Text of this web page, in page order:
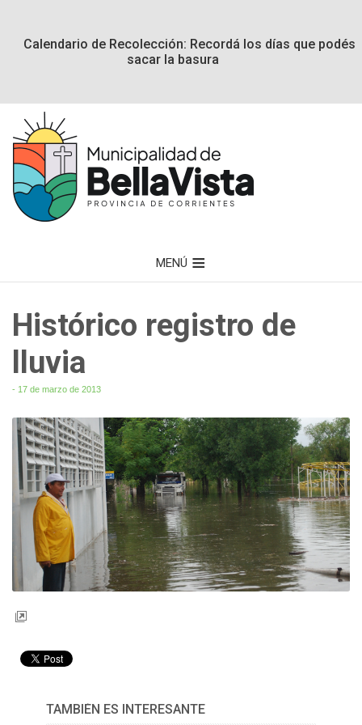
Calendario de Recolección: Recordá los días que podés
sacar la basura
MENÚ
Histórico registro de
lluvia
- 17 de marzo de 2013
TAMBIÉN ES INTERESANTE